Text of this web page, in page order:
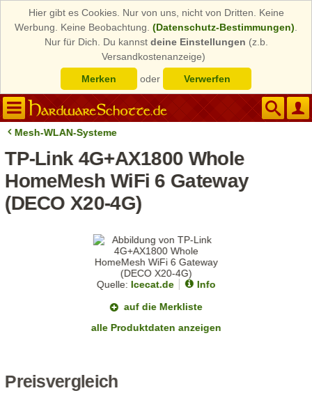
Hier gibt es Cookies. Nur von uns, nicht von Dritten. Keine
Werbung. Keine Beobachtung. (Datenschutz-Bestimmungen)
Nur für Dich. Du kannst deine Einstellungen (z.b.
Versandkostenanzeige)
Merken
oder Verwerfen
Mesh-WLAN-Systeme
TP-Link 4G+AX1800 Whole
HomeMesh WiFi 6 Gateway
(DECO X20-4G)
Quelle: Icecat.de
Info
auf die Merkliste
alle Produktdaten anzeigen
Preisvergleich